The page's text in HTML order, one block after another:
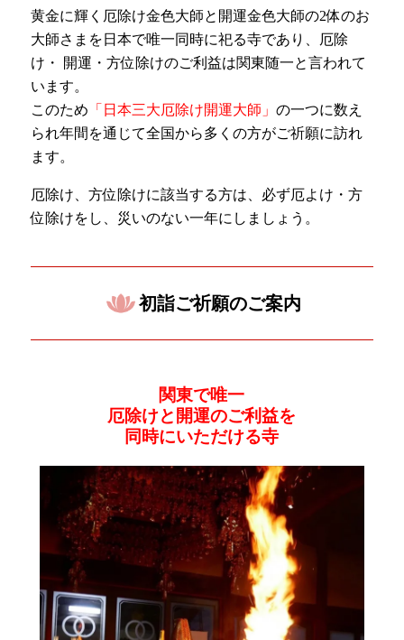
黄金に輝く厄除け金色大師と開運金色大師の2体のお
大師さまを日本で唯一同時に祀る寺であり、厄除
け・ 開運・方位除けのご利益は関東随一と言われて
います。
このため 「日本三大厄除け開運大師」の一つに数え
られ年間を通じて全国から多くの方がご祈願に訪れ
ます。
厄除け、方位除けに該当する方は、必ず厄よけ・方
位除けをし、災いのない一年にしましょう。
初詣ご祈願のご案内
関東で唯一
厄除けと開運のご利益を
同時にいただける寺